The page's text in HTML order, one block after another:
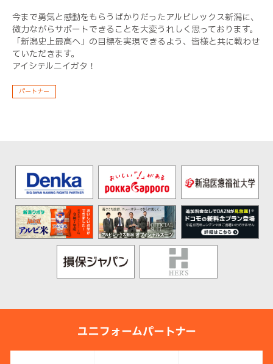
今まで勇気と感動をもらうばかりだったアルビレックス新潟に、
微力ながらサポートできることを大変うれしく思っております。
「新潟史上最高へ」の目標を実現できるよう、皆様と共に戦わせ
ていただきます。
アイシテルニイガタ！
パートナー
ユニフォームパートナー